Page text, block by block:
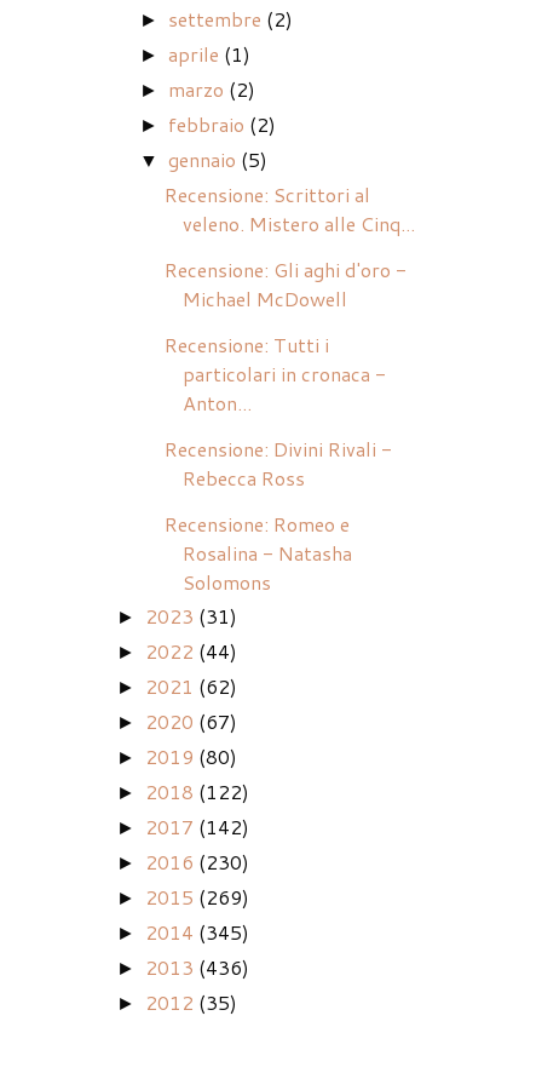
► settembre (2)
►aprile (1)
► marzo (2)
► febbraio (2)
▼ gennaio (5)
Recensione: Scrittori al
veleno. Mistero alle Cinq...
Recensione: Gli aghi d'oro -
Michael McDowell
Recensione: Tutti i
particolari in cronaca -
Anton...
Recensione: Divini Rivali -
Rebecca Ross
Recensione: Romeo e
Rosalina - Natasha
Solomons
► 2023 (31)
► 2022 (44)
► 2021 (62)
► 2020 (67)
► 2019 (80)
► 2018 (122)
► 2017 (142)
► 2016 (230)
► 2015 (269)
► 2014 (345)
► 2013 (436)
► 2012 (35)